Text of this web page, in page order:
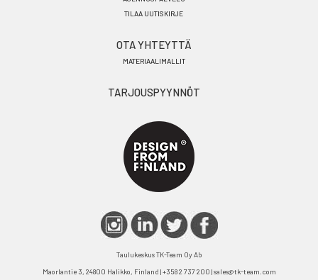
TILAA UUTISKIRJE
OTA YHTEYTTÄ
MATERIAALIMALLIT
TARJOUSPYYNNÖT
Taulukeskus TK-Team Oy Ab
Maorlantie 3, 24800 Halikko, Finland | +358 2 737 200 | sales@tk-team.com